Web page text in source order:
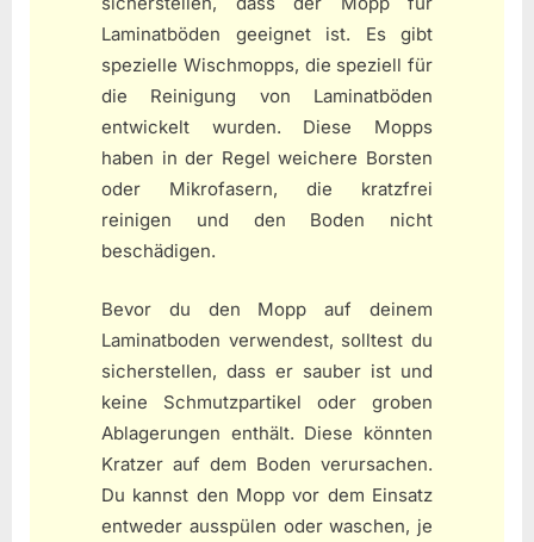
Laminatböden geeignet ist. Es gibt
spezielle Wischmopps, die speziell für
die Reinigung von Laminatböden
entwickelt wurden. Diese Mopps
haben in der Regel weichere Borsten
oder Mikrofasern, die kratzfrei
reinigen und den Boden nicht
beschädigen.
Bevor du den Mopp auf deinem
Laminatboden verwendest, solltest du
sicherstellen, dass er sauber ist und
keine Schmutzpartikel oder groben
Ablagerungen enthält. Diese könnten
Kratzer auf dem Boden verursachen.
Du kannst den Mopp vor dem Einsatz
entweder ausspülen oder waschen, je